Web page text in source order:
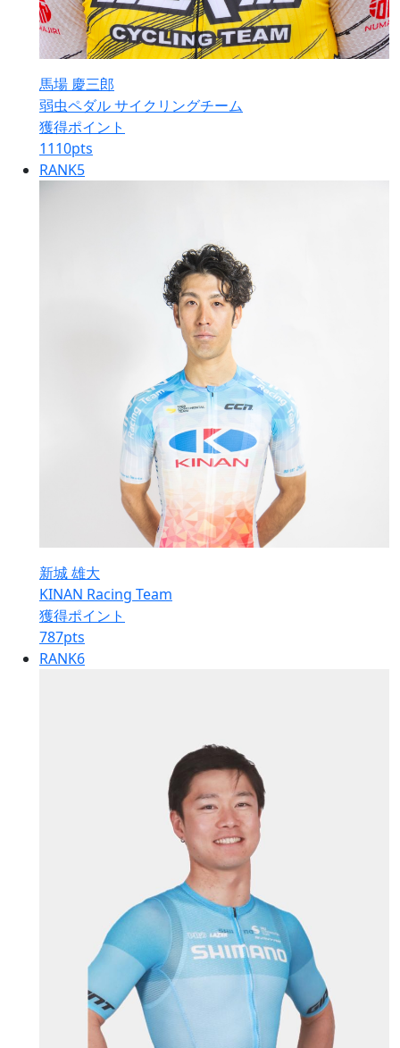
馬場 慶三郎
弱虫ペダル サイクリングチーム
獲得ポイント
1110pts
RANK5
新城 雄大
KINAN Racing Team
獲得ポイント
787pts
RANK6